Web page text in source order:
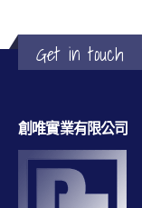
Get in touch
創唯實業有限公司